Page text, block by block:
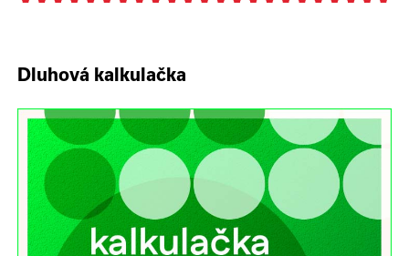
Dluhová kalkulačka